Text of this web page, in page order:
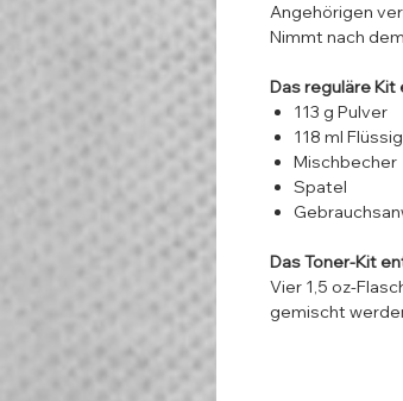
Angehörigen
Nimmt nach
Das reguläre Kit
113 g Pulver
118 ml
Mischbecher
Spatel
Das Toner-Kit
Vier 1,5 oz-
gemischt